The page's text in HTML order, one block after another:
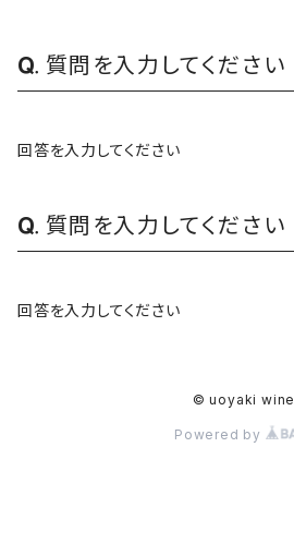
質問を入力してください
回答を入力してください
質問を入力してください
回答を入力してください
© uoyaki wine
Powered by